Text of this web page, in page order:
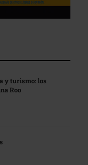
y turismo: los
Roo